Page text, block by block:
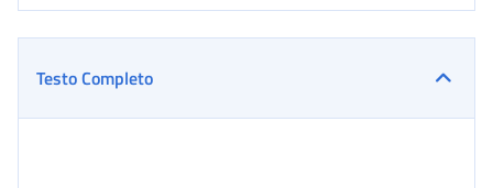
Testo Completo